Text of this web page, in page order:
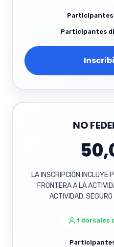
Participantes
NO
LA INSCRIPCIÓN INCLUYE
FRONTERA A LA
ACTIVIDAD,
1 dorsales